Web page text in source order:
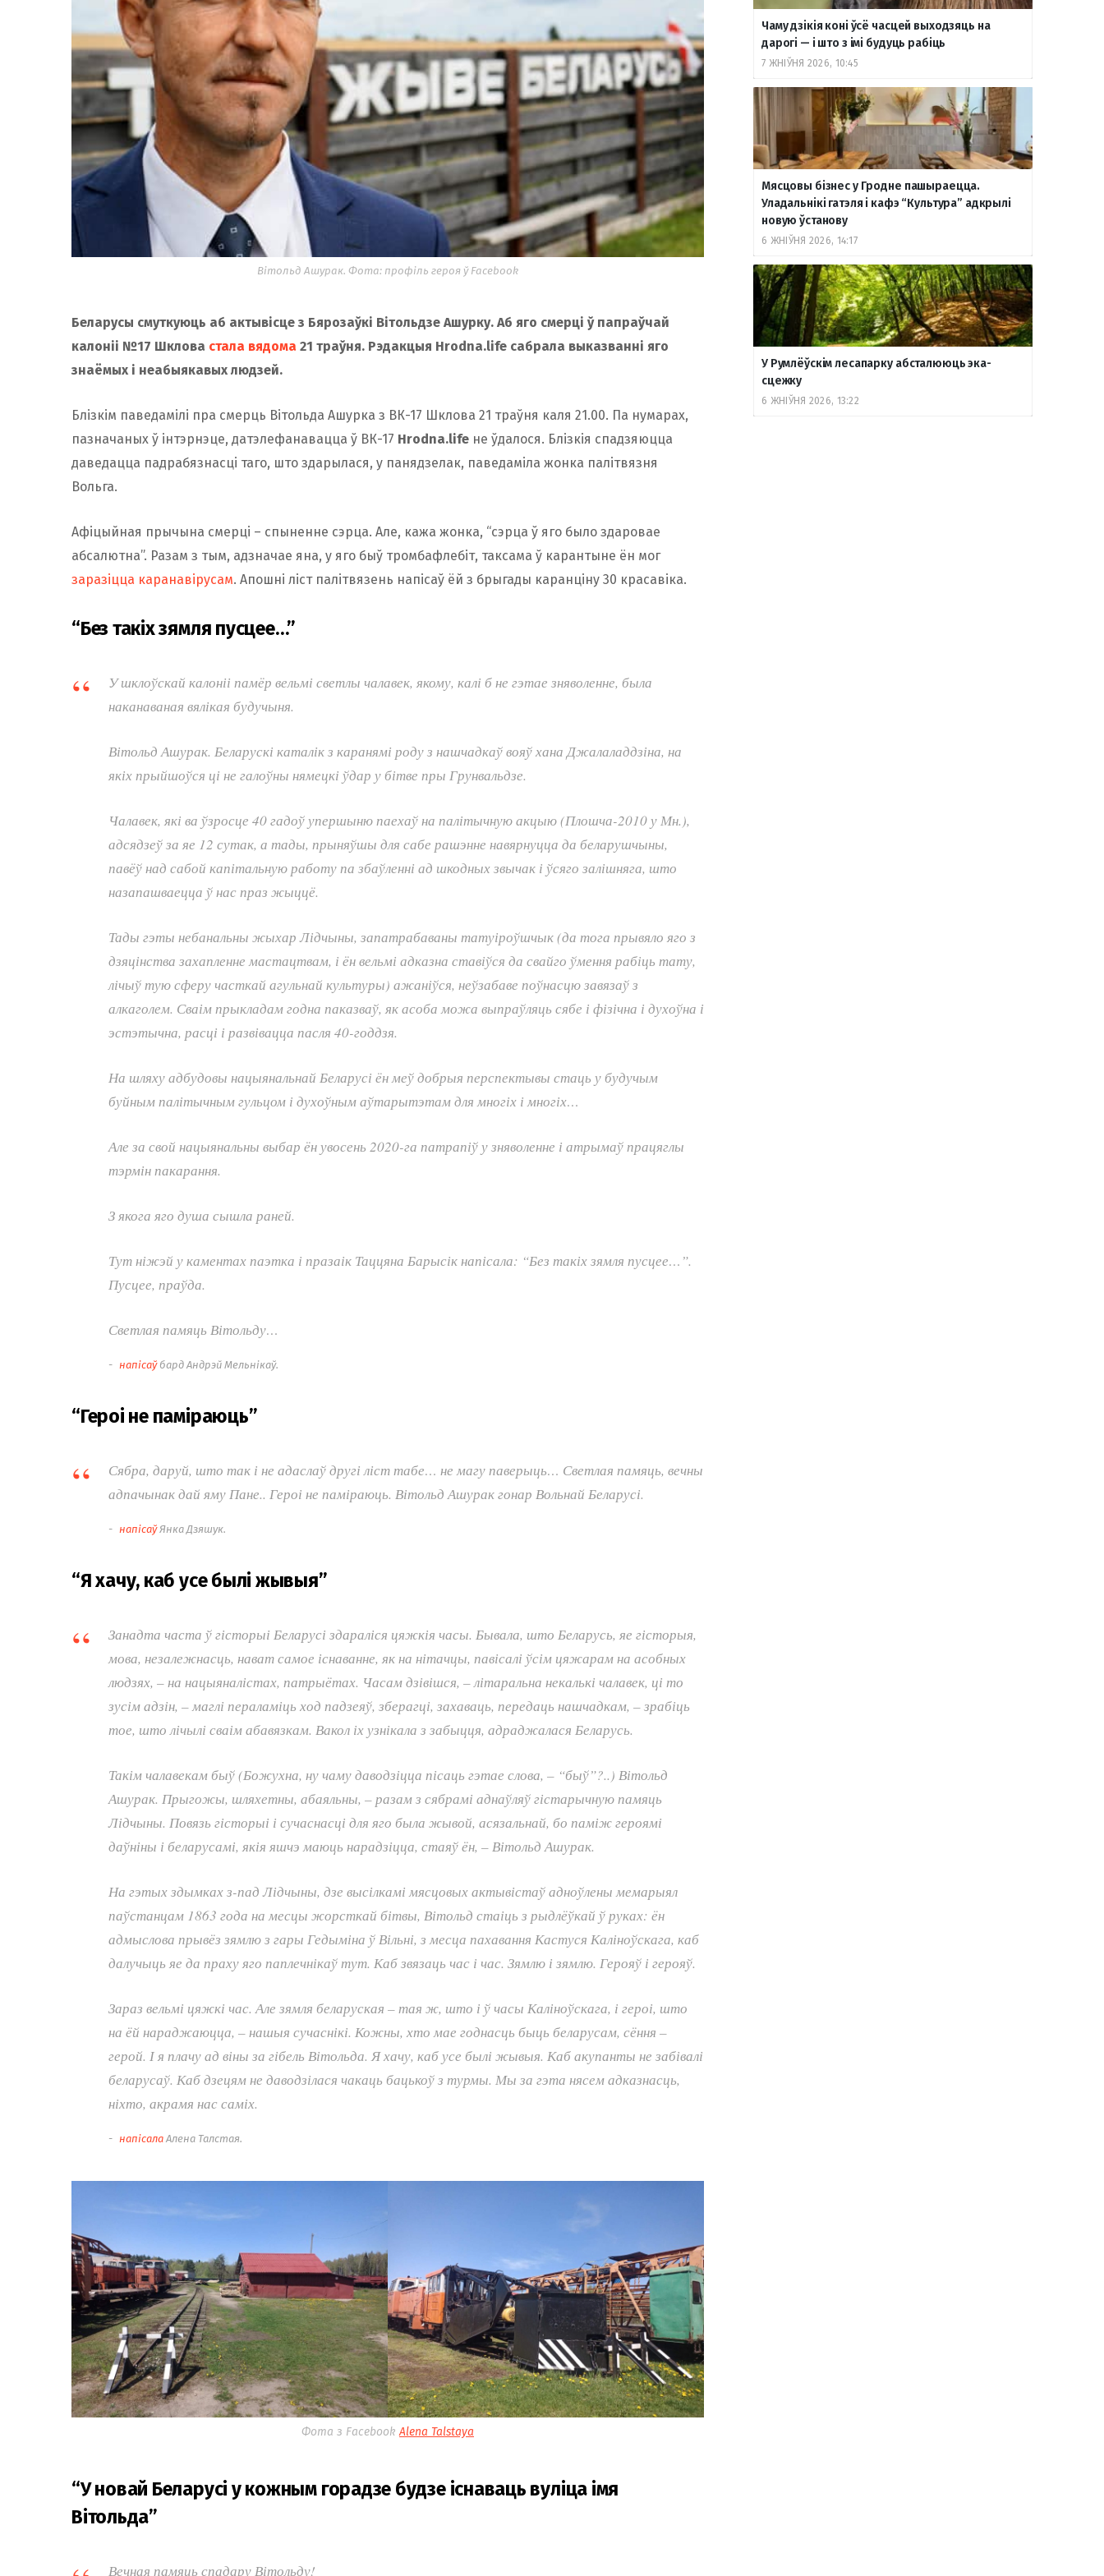
Вітольд Ашурак. Фота: профіль героя ў Facebook
Беларусы смуткуюць аб актывісце з Бярозаўкі Вітольдзе Ашурку. Аб яго смерці ў папраўчай
калоніі №17 Шклова стала вядома 21 траўня. Рэдакцыя Hrodna.life сабрала выказванні яго
знаёмых і неабыякавых людзей.
Блізкім паведамілі пра смерць Вітольда Ашурка з ВК-17 Шклова 21 траўня каля 21.00. Па нумарах,
пазначаных ў інтэрнэце, датэлефанавацца ў ВК-17 Hrodna.life не ўдалося. Блізкія спадзяюцца
даведацца падрабязнасці таго, што здарылася, у панядзелак, паведаміла жонка палітвязня
Вольга.
Афіцыйная прычына смерці – спыненне сэрца. Але, кажа жонка, “сэрца ў яго было здаровае
абсалютна”. Разам з тым, адзначае яна, у яго быў тромбафлебіт, таксама ў карантыне ён мог
заразіцца каранавірусам. Апошні ліст палітвязень напісаў ёй з брыгады каранціну 30 красавіка.
“Без такіх зямля пусцее…”
У шклоўскай калоніі памёр вельмі светлы чалавек, якому, калі б не гэтае зняволенне, была
наканаваная вялікая будучыня.
Вітольд Ашурак. Беларускі каталік з каранямі роду з нашчадкаў вояў хана Джалаладдзіна, на
якіх прыйшоўся ці не галоўны нямецкі ўдар у бітве пры Грунвальдзе.
Чалавек, які ва ўзросце 40 гадоў упершыню паехаў на палітычную акцыю (Плошча-2010 у Мн.),
адсядзеў за яе 12 сутак, а тады, прыняўшы для сабе рашэнне навярнуцца да беларушчыны,
павёў над сабой капітальную работу па збаўленні ад шкодных звычак і ўсяго залішняга, што
назапашваецца ў нас праз жыццё.
Тады гэты небанальны жыхар Лідчыны, запатрабаваны татуіроўшчык (да тога прывяло яго з
дзяцінства захапленне мастацтвам, і ён вельмі адказна ставіўся да свайго ўмення рабіць тату,
лічыў тую сферу часткай агульнай культуры) ажаніўся, неўзабаве поўнасцю завязаў з
алкаголем. Сваім прыкладам годна паказваў, як асоба можа выпраўляць сябе і фізічна і духоўна і
эстэтычна, расці і развівацца пасля 40-годдзя.
На шляху адбудовы нацыянальнай Беларусі ён меў добрыя перспектывы стаць у будучым
буйным палітычным гульцом і духоўным аўтарытэтам для многіх і многіх…
Але за свой нацыянальны выбар ён увосень 2020-га патрапіў у зняволенне і атрымаў працяглы
тэрмін пакарання.
З якога яго душа сышла раней.
Тут ніжэй у каментах паэтка і празаік Таццяна Барысік напісала: “Без такіх зямля пусцее…”.
Пусцее, праўда.
Светлая памяць Вітольду…
напісаўбард Андрэй Мельнікаў.
“Героі не паміраюць”
Сябра, даруй, што так і не адаслаў другі ліст табе… не магу паверыць… Светлая памяць, вечны
адпачынак дай яму Пане.. Героі не паміраюць. Вітольд Ашурак гонар Вольнай Беларусі.
напісаўЯнка Дзяшук.
“Я хачу, каб усе былі жывыя”
Занадта часта ў гісторыі Беларусі здараліся цяжкія часы. Бывала, што Беларусь, яе гісторыя,
мова, незалежнасць, нават самое існаванне, як на нітачцы, павісалі ўсім цяжарам на асобных
людзях, – на нацыяналістах, патрыётах. Часам дзівішся, – літаральна некалькі чалавек, ці то
зусім адзін, – маглі пераламіць ход падзеяў, зберагці, захаваць, передаць нашчадкам, – зрабіць
тое, што лічылі сваім абавязкам. Вакол іх узнікала з забыцця, адраджалася Беларусь.
Такім чалавекам быў (Божухна, ну чаму даводзіцца пісаць гэтае слова, – “быў”?..) Вітольд
Ашурак. Прыгожы, шляхетны, абаяльны, – разам з сябрамі аднаўляў гістарычную памяць
Лідчыны. Повязь гісторыі і сучаснасці для яго была жывой, асязальнай, бо паміж героямі
даўніны і беларусамі, якія яшчэ маюць нарадзіцца, стаяў ён, – Вітольд Ашурак.
На гэтых здымках з-пад Лідчыны, дзе высілкамі мясцовых актывістаў адноўлены мемарыял
паўстанцам 1863 года на месцы жорсткай бітвы, Вітольд стаіць з рыдлёўкай ў руках: ён
адмыслова прывёз зямлю з гары Гедыміна ў Вільні, з месца пахавання Кастуся Каліноўскага, каб
далучыць яе да праху яго паплечнікаў тут. Каб звязаць час і час. Зямлю і зямлю. Герояў і герояў.
Зараз вельмі цяжкі час. Але зямля беларуская – тая ж, што і ў часы Каліноўскага, і героі, што
на ёй нараджаюцца, – нашыя сучаснікі. Кожны, хто мае годнасць быць беларусам, сёння –
герой. І я плачу ад віны за гібель Вітольда. Я хачу, каб усе былі жывыя. Каб акупанты не забівалі
беларусаў. Каб дзецям не даводзілася чакаць бацькоў з турмы. Мы за гэта нясем адказнасць,
ніхто, акрамя нас саміх.
напісала Алена Талстая.
Фота з FacebookAlena Talstaya
“У новай Беларусі у кожным горадзе будзе існаваць вуліца імя
Вітольда”
Вечная памяць спадару Вітольду!
Чаму дзікія коні ўсё часцей выходзяць на
дарогі — і што з імі будуць рабіць
7 ЖНІЎНЯ 2026, 10:45
Мясцовы бізнес у Гродне пашыраецца.
Уладальнікі гатэля і кафэ “Культура” адкрылі
новую ўстанову
6 ЖНІЎНЯ 2026, 14:17
У Румлёўскім лесапарку абсталююць эка-
сцежку
6 ЖНІЎНЯ 2026, 13:22